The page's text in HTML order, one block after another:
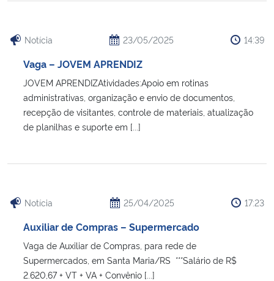
Notícia 23/05/2025 14:39
Vaga – JOVEM APRENDIZ
JOVEM APRENDIZAtividades:Apoio em rotinas
administrativas, organização e envio de documentos,
recepção de visitantes, controle de materiais, atualização
de planilhas e suporte em [...]
Notícia 25/04/2025 17:23
Auxiliar de Compras – Supermercado
Vaga de Auxiliar de Compras, para rede de
Supermercados, em Santa Maria/RS ***Salário de R$
2.620,67 + VT + VA + Convênio [...]